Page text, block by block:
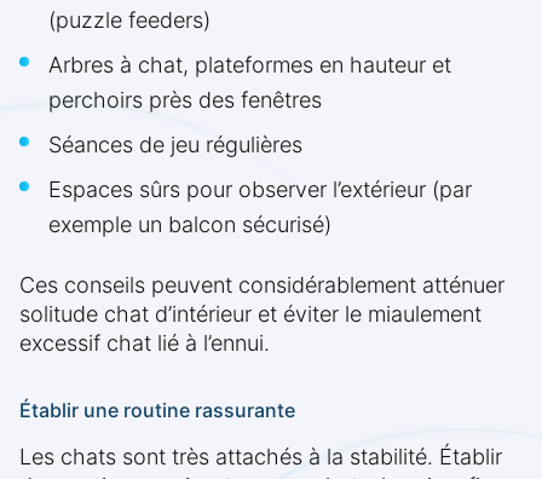
(puzzle feeders)
Arbres à chat, plateformes en hauteur et
perchoirs près des fenêtres
Séances de jeu régulières
Espaces sûrs pour observer l’extérieur (par
exemple un balcon sécurisé)
Ces conseils peuvent considérablement atténuer
solitude chat d’intérieur et éviter le miaulement
excessif chat lié à l’ennui.
Établir une routine rassurante
Les chats sont très attachés à la stabilité. Établir